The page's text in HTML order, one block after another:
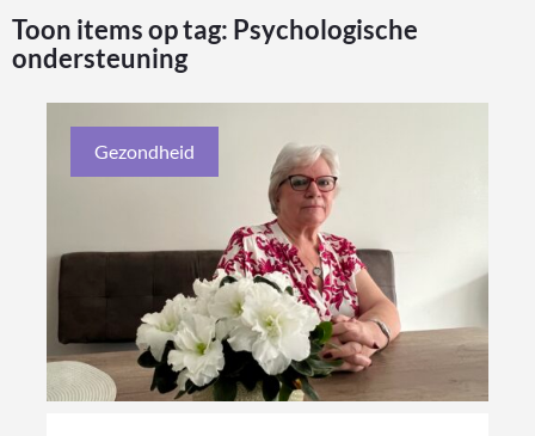
Toon items op tag: Psychologische
ondersteuning
Gezondheid